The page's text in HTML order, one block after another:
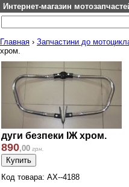
Интернет-магазин
Главная › Запчастини до
хром.
дуги безпеки ІЖ хром.
890,00 грн.
Код товара: АХ--4188